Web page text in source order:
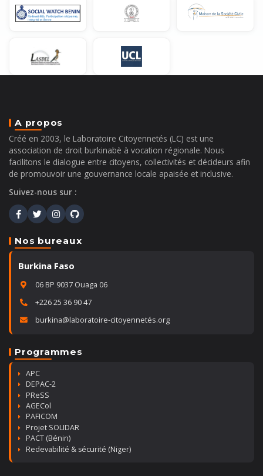
A propos
Créé en 2003, le Laboratoire Citoyennetés (LC) est une
association de droit burkinabè à vocation régionale. Nous
facilitons le dialogue entre citoyens, collectivités et décideurs afin
de promouvoir une gouvernance locale apaisée et inclusive.
Suivez-nous sur :
Nos bureaux
Burkina Faso
06 BP 9037 Ouaga 06
+226 25 36 90 47
burkina@laboratoire-citoyennetés.org
Programmes
APC
DEPAC-2
PReSS
AGECol
PAFICOM
Projet SOLIDAR
PACT (Bénin)
Redevabilité & sécurité (Niger)